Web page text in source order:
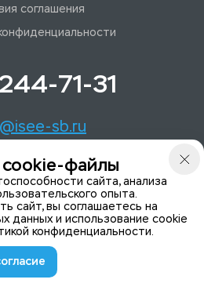
соглашения
71-31
sb.ru
пр-кт, д. 70, корп. 1
- системы безопасности
файлы
сайта, анализа
опыта.
сайт, вы соглашаетесь на
данных и использование cookie
конфиденциальности.